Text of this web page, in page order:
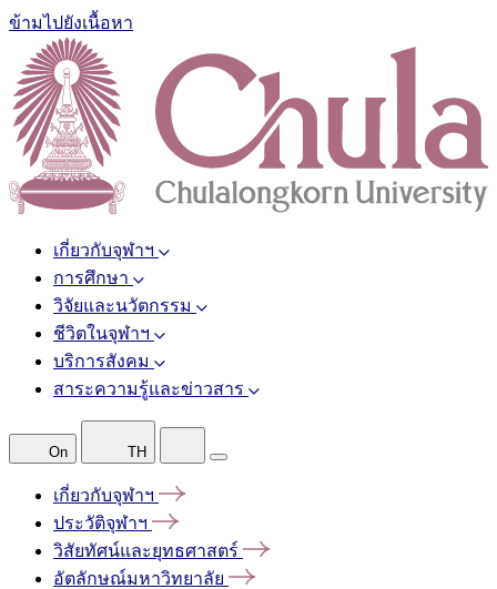
ข้ามไปยังเนื้อหา
เกี่ยวกับจุฬาฯ
การศึกษา
วิจัยและนวัตกรรม
ชีวิตในจุฬาฯ
บริการสังคม
สาระความรู้และข่าวสาร
On TH
เกี่ยวกับจุฬาฯ
ประวัติจุฬาฯ
วิสัยทัศน์และยุทธศาสตร์
อัตลักษณ์มหาวิทยาลัย